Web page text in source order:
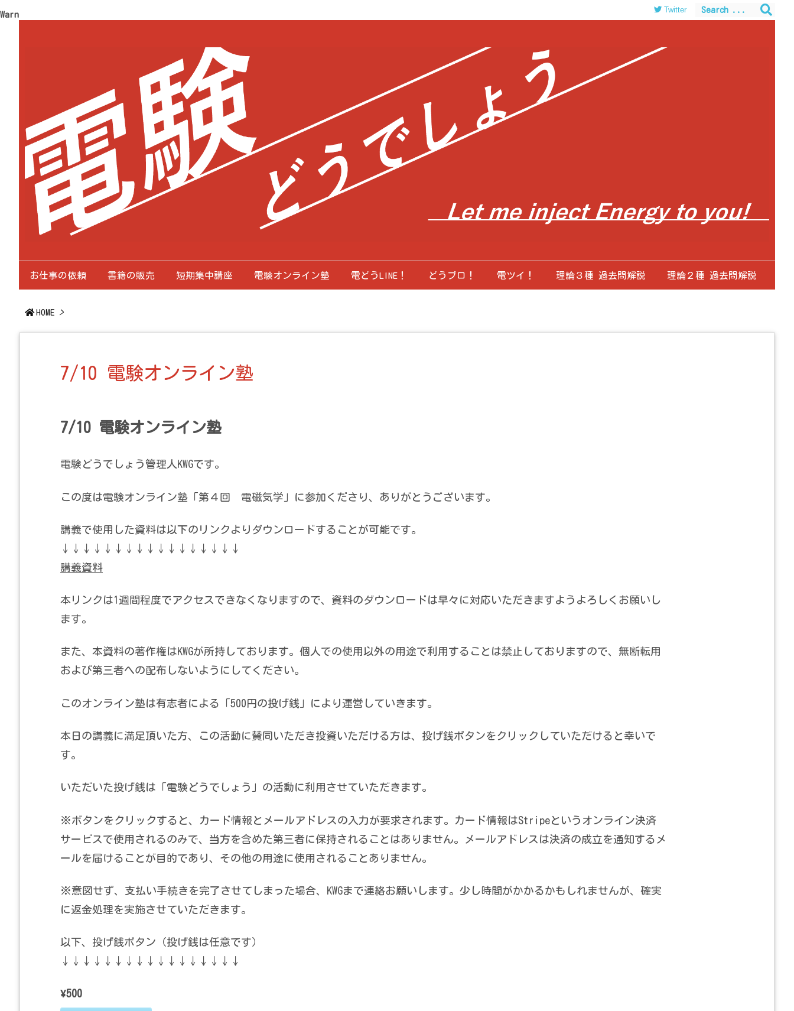
Warning /home/c0403866/public_html/kwglab.com/wp-content/themes/luxeritas/inc/json-ld.phpon line120
お仕事の依頼 書籍の販売 短期集中講座 電験オンライン塾 電どうLINE！ どうブロ！ 電ツイ！ 理論３種 過去問解説 理論２種 過去問解説
Twitter
HOME >
7/10 電験オンライン塾
7/10 電験オンライン塾
電験どうでしょう管理人KWGです。
この度は電験オンライン塾「第４回 電磁気学」に参加くださり、ありがとうございます。
講義で使用した資料は以下のリンクよりダウンロードすることが可能です。
↓↓↓↓↓↓↓↓↓↓↓↓↓↓↓↓↓
講義資料
本リンクは1週間程度でアクセスできなくなりますので、資料のダウンロードは早々に対応いただきますようよろしくお願いし
ます。
また、本資料の著作権はKWGが所持しております。個人での使用以外の用途で利用することは禁止しておりますので、無断転用
および第三者への配布しないようにしてください。
このオンライン塾は有志者による「500円の投げ銭」により運営していきます。
本日の講義に満足頂いた方、この活動に賛同いただき投資いただける方は、投げ銭ボタンをクリックしていただけると幸いで
す。
いただいた投げ銭は「電験どうでしょう」の活動に利用させていただきます。
※ボタンをクリックすると、カード情報とメールアドレスの入力が要求されます。カード情報はStripeというオンライン決済
サービスで使用されるのみで、当方を含めた第三者に保持されることはありません。メールアドレスは決済の成立を通知するメ
ールを届けることが目的であり、その他の用途に使用されることありません。
※意図せず、支払い手続きを完了させてしまった場合、KWGまで連絡お願いします。少し時間がかかるかもしれませんが、確実
に返金処理を実施させていただきます。
以下、投げ銭ボタン（投げ銭は任意です）
↓↓↓↓↓↓↓↓↓↓↓↓↓↓↓↓↓
¥500